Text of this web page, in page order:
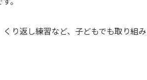
り返し練習など、子どもでも取り組み